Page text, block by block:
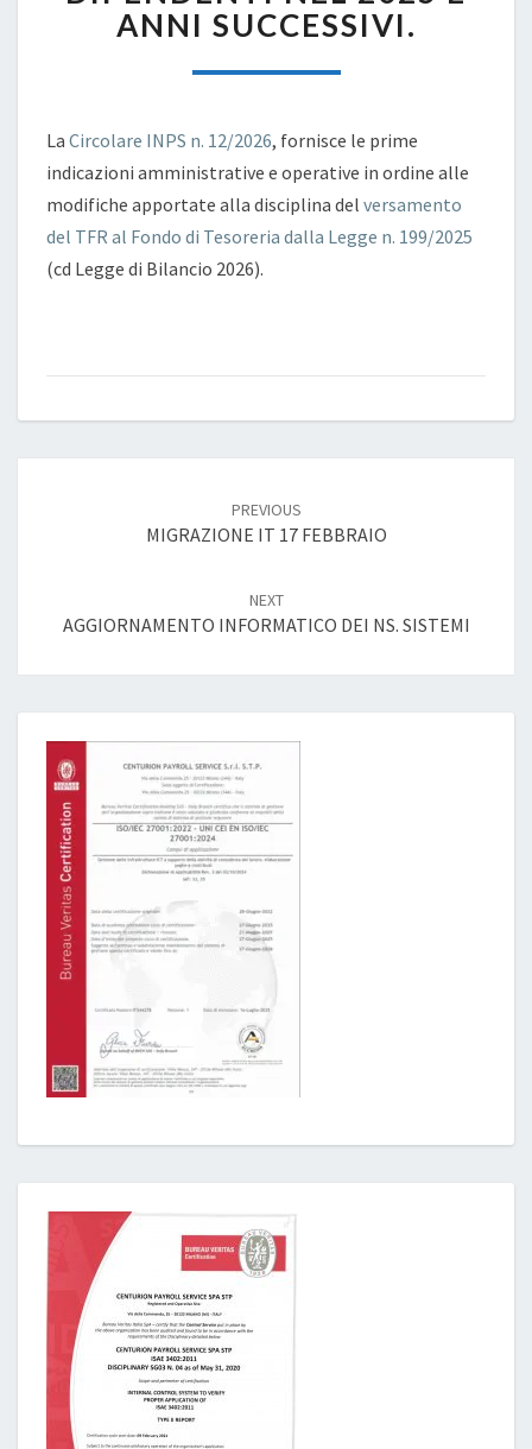
FONDO
TESORERIA
CHE
HANNO
RAGGIUNTO
I
50
ANNI
ANNI SUCCESSIVI.
La Circolare INPS n. 12/2026, fornisce le prime
indicazioni amministrative e operative in ordine alle
modifiche apportate alla disciplina del versamento
del TFR al Fondo di Tesoreria dalla Legge n. 199/2025
(cd Legge di Bilancio 2026).
PREVIOUS
MIGRAZIONE IT 17 FEBBRAIO
NEXT
AGGIORNAMENTO INFORMATICO DEI NS. SISTEMI